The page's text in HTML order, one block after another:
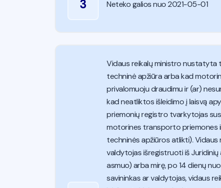
3 Neteko galios nuo 2021-05-01
Vidaus reikalų ministro nustatyta
techninė apžiūra arba kad
privalomuoju draudimu ir (ar)
kad neatliktos išleidimo į laisvą
priemonių registro tvarkytojas
motorines transporto priemones
techninės apžiūros atlikti).
valdytojas išregistruoti iš
asmuo) arba mirę, po 14 dienų
savininkas ar valdytojas, vidaus